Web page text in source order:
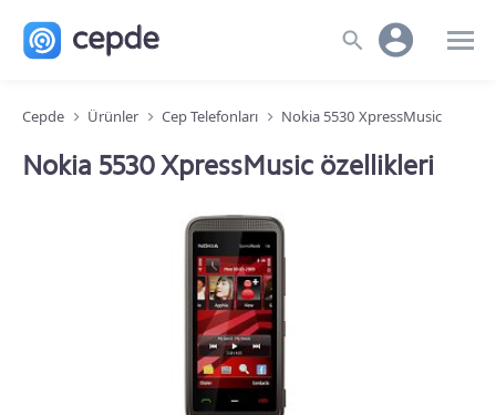
Cepde Ürünler Cep Telefonları Nokia 5530 XpressMusic
Nokia 5530 XpressMusic özellikleri